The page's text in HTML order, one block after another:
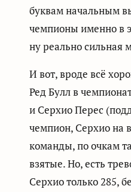
буквам начальным
чемпионы именно в
ну реально сильная
И вот, вроде всё
Ред Булл в
и Серхио Перес
чемпион, Серхио на
команды, по очкам
взятые. Но, есть
Серхио только 285,